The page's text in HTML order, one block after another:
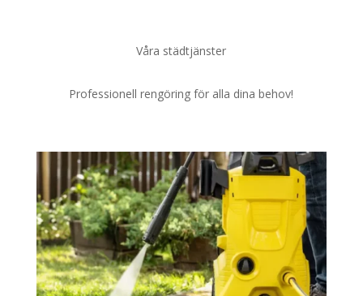
Våra städtjänster
Professionell rengöring för alla dina behov!